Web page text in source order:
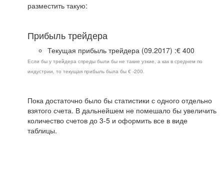
разместить такую:
Прибыль трейдера
Текущая прибыль трейдера (09.2017) :€ 400
Если бы у трейдера спреды были бы не такие узкие, а как в среднем по
индустрии, то текущая прибыль была бы € -200.
Пока достаточно было бы статистики с одного отдельно
взятого счета. В дальнейшем не помешало бы увеличить
количество счетов до 3-5 и оформить все в виде
таблицы.